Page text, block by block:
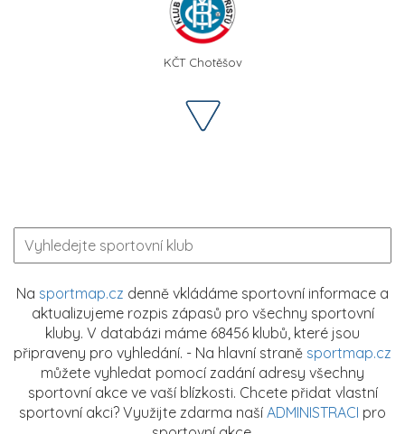
KČT Chotěšov
Na sportmap.cz denně vkládáme sportovní informace a
aktualizujeme rozpis zápasů pro všechny sportovní
kluby. V databázi máme 68456 klubů, které jsou
připraveny pro vyhledání. - Na hlavní straně sportmap.cz
můžete vyhledat pomocí zadání adresy všechny
sportovní akce ve vaší blízkosti. Chcete přidat vlastní
sportovní akci? Využijte zdarma naší ADMINISTRACI pro